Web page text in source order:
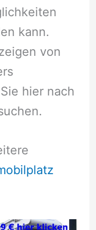
kann.
von
hier nach